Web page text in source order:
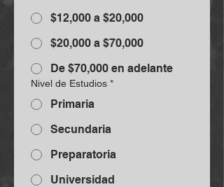
$12,000 a $20,000
$20,000 a $70,000
De $70,000 en adelante
Nivel de Estudios *
Primaria
Secundaria
Preparatoria
Universidad